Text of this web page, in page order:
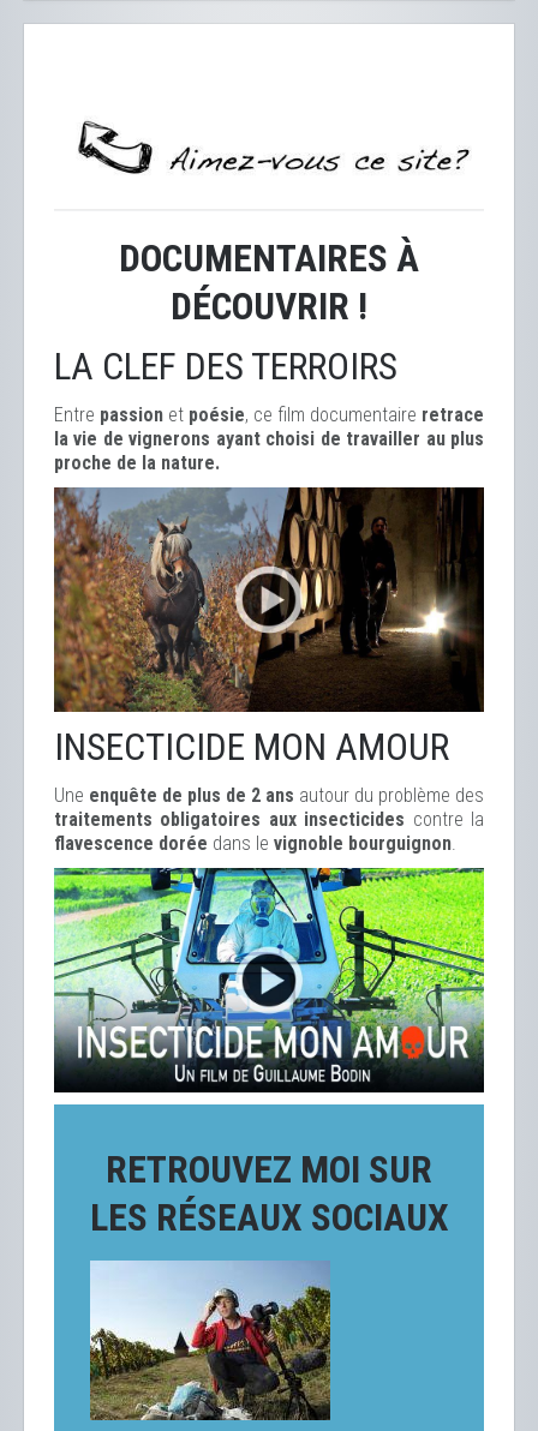
DOCUMENTAIRES À
DÉCOUVRIR !
LA CLEF DES TERROIRS
Entre passion et poésie, ce film documentaire retrace
la vie de vignerons ayant choisi de travailler au plus
proche de la nature.
INSECTICIDE MON AMOUR
Une enquête de plus de 2 ans autour du problème des
traitements obligatoires aux insecticides contre la
flavescence dorée dans le vignoble bourguignon
RETROUVEZ MOI SUR
LES RÉSEAUX SOCIAUX